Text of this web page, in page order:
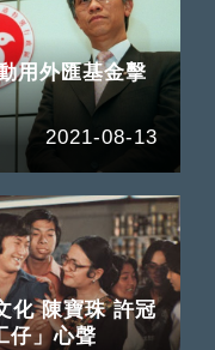
用外匯基金擊
2021-08-13
化 陳寶珠 許冠
仔」心聲